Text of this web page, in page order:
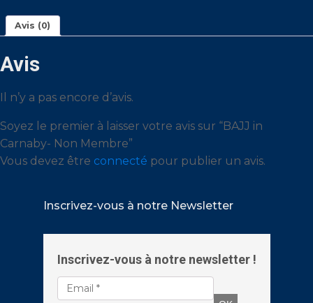
Avis (0)
Avis
Il n’y a pas encore d’avis.
Soyez le premier à laisser votre avis sur “BAJJ in
Carnaby- Non Membre”
Vous devez être connecté pour publier un avis.
Inscrivez-vous à notre Newsletter
Inscrivez-vous à notre newsletter !